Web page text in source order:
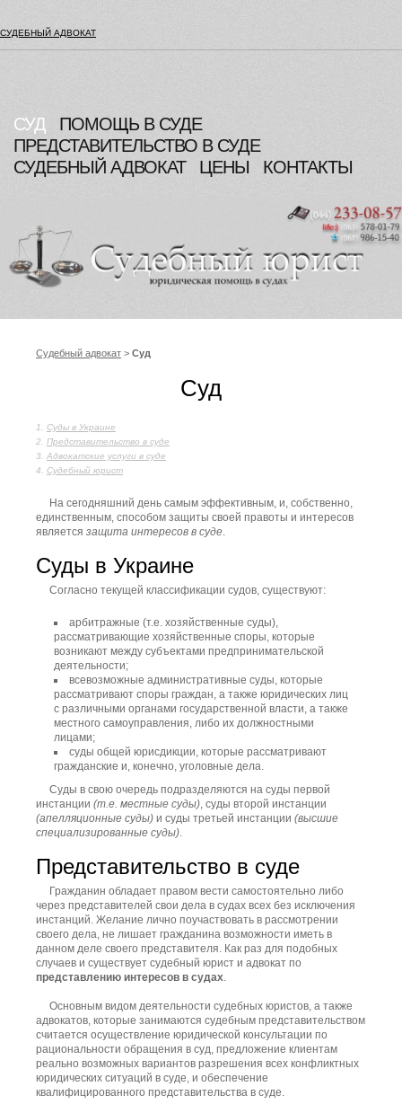
СУДЕБНЫЙ АДВОКАТ
СУД
ПОМОЩЬ В СУДЕ
ПРЕДСТАВИТЕЛЬСТВО В СУДЕ
СУДЕБНЫЙ АДВОКАТ
ЦЕНЫ КОНТАКТЫ
Судебный адвокат > Суд
Суд
Суды в Украине
Представительство в суде
Адвокатские услуги в суде
Судебный юрист
На сегодняшний день самым эффективным, и, собственно,
единственным, способом защиты своей правоты и интересов
является защита интересов в суде.
Суды в Украине
Согласно текущей классификации судов, существуют:
арбитражные (т.е. хозяйственные суды),
рассматривающие хозяйственные споры, которые
возникают между субъектами предпринимательской
деятельности;
всевозможные административные суды, которые
рассматривают споры граждан, а также юридических лиц
с различными органами государственной власти, а также
местного самоуправления, либо их должностными
лицами;
суды общей юрисдикции, которые рассматривают
гражданские и, конечно, уголовные дела.
Суды в свою очередь подразделяются на суды первой
инстанции (т.е. местные суды), суды второй инстанции
(апелляционные суды) и суды третьей инстанции (высшие
специализированные суды).
Представительство в суде
Гражданин обладает правом вести самостоятельно либо
через представителей свои дела в судах всех без исключения
инстанций. Желание лично поучаствовать в рассмотрении
своего дела, не лишает гражданина возможности иметь в
данном деле своего представителя. Как раз для подобных
случаев и существует судебный юрист и адвокат по
представлению интересов в судах.
Основным видом деятельности судебных юристов, а также
адвокатов, которые занимаются судебным представительством
считается осуществление юридической консультации по
рациональности обращения в суд, предложение клиентам
реально возможных вариантов разрешения всех конфликтных
юридических ситуаций в суде, и обеспечение
квалифицированного представительства в суде.